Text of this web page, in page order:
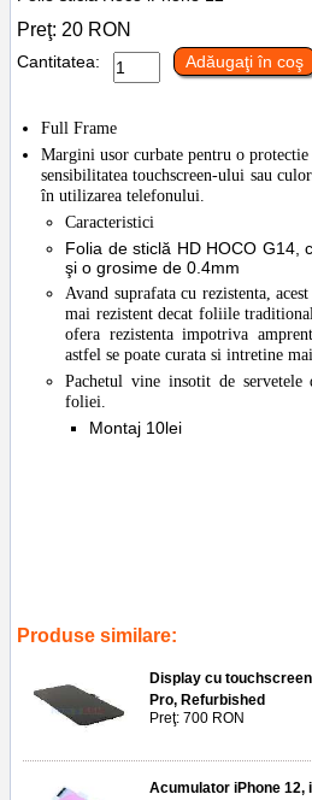
Preţ: 20 RON
Cantitatea: Adăugaţi în coş
Full Frame
Margini usor curbate pentru o
sensibilitatea touchscreen-ului sau
în utilizarea telefonului.
Caracteristici
Folia de sticlă HD HOCO G14,
şi o grosime de 0.4mm
Avand suprafata cu rezistenta,
mai rezistent decat foliile
ofera rezistenta impotriva
astfel se poate curata si intretine
Pachetul vine insotit de servetele
foliei.
Montaj 10lei
Produse similare:
Display cu
Pro, Refurbished
Preţ: 700 RON
Acumulator iPhone 12,